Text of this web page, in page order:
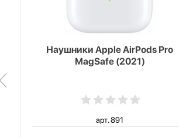
Наушники Apple AirPods Pro
MagSafe (2021)
арт. 891